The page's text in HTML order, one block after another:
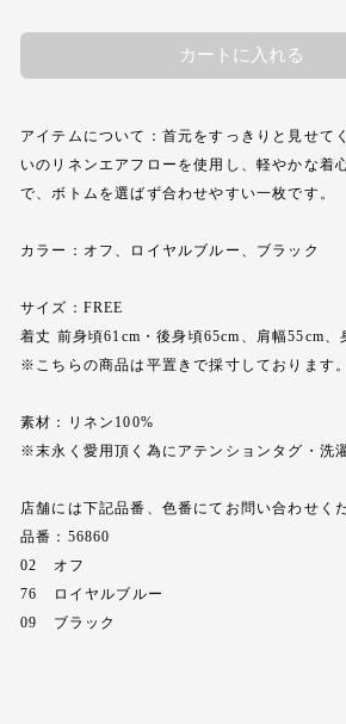
カートに入れる
アイテムについて：首元をすっきりと見せて
いのリネンエアフローを使用し、軽やかな着
で、ボトムを選ばず合わせやすい一枚です。
カラー：オフ、ロイヤルブルー、ブラック
サイズ：FREE
着丈 前身頃61cm・後身頃65cm、肩幅55cm
※こちらの商品は平置きで採寸しております
素材：リネン100%
※末永く愛用頂く為にアテンションタグ・洗
店舗には下記品番、色番にてお問い合わせく
品番：56860
02 オフ
76 ロイヤルブルー
09 ブラック